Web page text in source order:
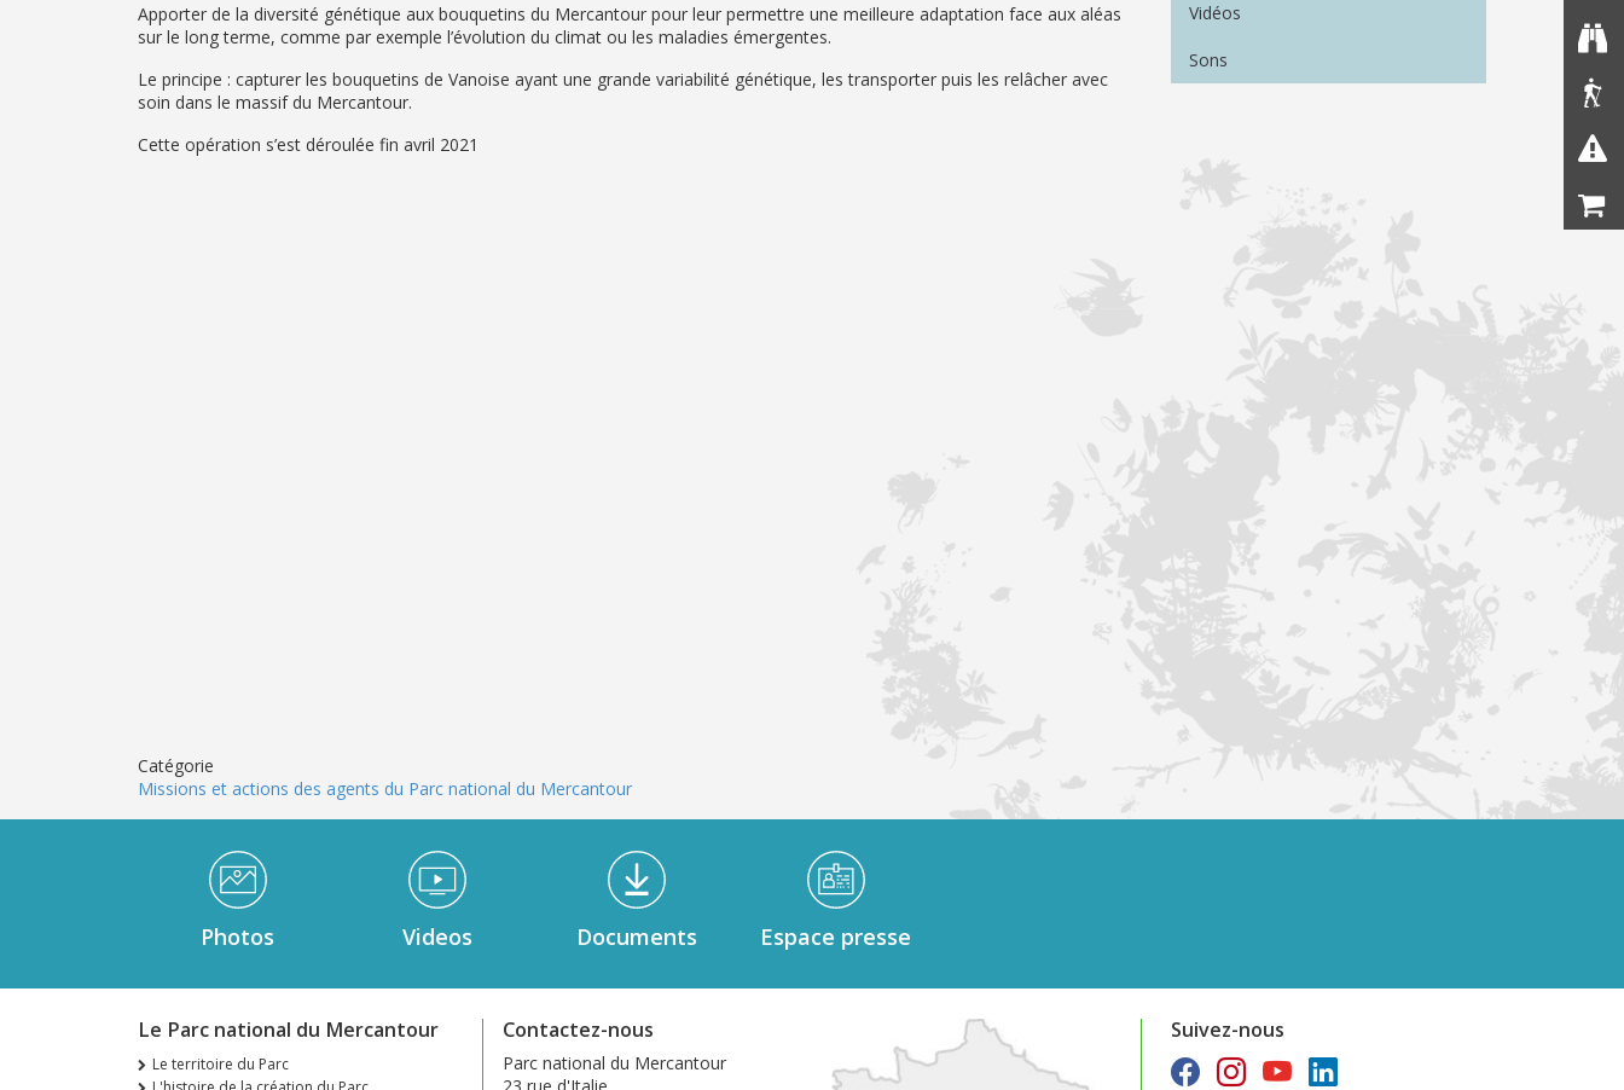
Apporter de la diversité génétique aux bouquetins du Mercantour pour leur permettre une meilleure adaptation face aux aléas
sur le long terme, comme par exemple l’évolution du climat ou les maladies émergentes.
Le principe : capturer les bouquetins de Vanoise ayant une grande variabilité génétique, les transporter puis les relâcher avec
soin dans le massif du Mercantour.
Cette opération s’est déroulée fin avril 2021
Catégorie
Missions et actions des agents du Parc national du Mercantour
Vidéos
Sons
Médiathèque Footer
Photos Videos Documents Espace presse
Le Parc national du Mercantour
Le territoire du Parc
Contactez-nous
Parc national du Mercantour
Suivez-nous